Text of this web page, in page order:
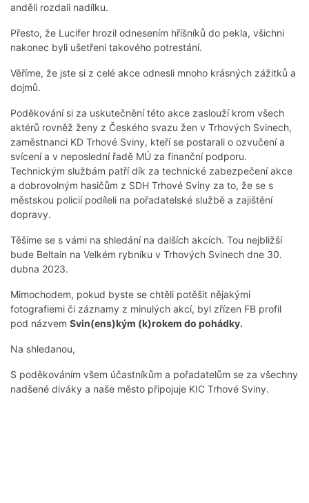
anděli rozdali nadílku.
Přesto, že Lucifer hrozil odnesením hříšníků do pekla, všichni
nakonec byli ušetřeni takového potrestání.
Věříme, že jste si z celé akce odnesli mnoho krásných zážitků a
dojmů.
Poděkování si za uskutečnění této akce zaslouží krom všech
aktérů rovněž ženy z Českého svazu žen v Trhových Svinech,
zaměstnanci KD Trhové Sviny, kteří se postarali o ozvučení a
svícení a v neposlední řadě MÚ za finanční podporu.
Technickým službám patří dík za technické zabezpečení akce
a dobrovolným hasičům z SDH Trhové Sviny za to, že se s
městskou policií podíleli na pořadatelské službě a zajištění
dopravy.
Těšíme se s vámi na shledání na dalších akcích. Tou nejbližší
bude Beltain na Velkém rybníku v Trhových Svinech dne 30.
dubna 2023.
Mimochodem, pokud byste se chtěli potěšit nějakými
fotografiemi či záznamy z minulých akcí, byl zřízen FB profil
pod názvem Svin(ens)kým (k)rokem do pohádky.
Na shledanou,
S poděkováním všem účastníkům a pořadatelům se za všechny
nadšené diváky a naše město připojuje KIC Trhové Sviny.